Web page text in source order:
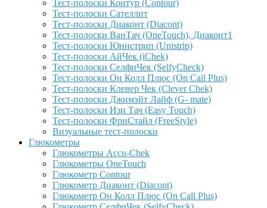
Тест-полоски Контур (Contour)
Тест-полоски Сателлит
Тест-полоски Диаконт (Diacont)
Тест-полоски ВанТач (OneTouch), Диаконт1
Тест-полоски Юнистрип (Unistrip)
Тест-полоски АйЧек (iChek)
Тест-полоски СелфиЧек (SelfyCheck)
Тест-полоски Он Колл Плюс (On Call Plus)
Тест-полоски Клевер Чек (Clever Chek)
Тест-полоски Джимэйт Лайф (G- mate)
Тест-полоски Изи Тач (Easy Touch)
Тест-полоски ФриCтайл (FreeStyle)
Визуальные тест-полоски
Глюкометры
Глюкометры Accu-Сhek
Глюкометры OneTouch
Глюкометр Contour
Глюкометр Диаконт (Diacont)
Глюкометр Он Колл Плюс (On Call Plus)